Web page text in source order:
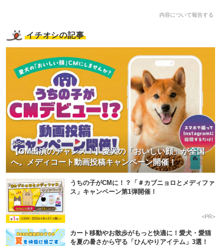
内容について報告する
イチオシの記事
【CM出演のチャンス！】愛犬の「おいしい顔」が全国
へ。メディコート動画投稿キャンペーン開催！
<PR>
うちの子がCMに！？「＃カブニョロとメディファ
ス」キャンペーン第1弾開催！
<PR>
カート移動やお散歩がもっと快適に！愛犬・愛猫
を夏の暑さから守る「ひんやりアイテム」3選！